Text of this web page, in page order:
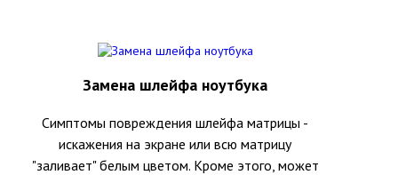
Замена шлейфа ноутбука
Симптомы повреждения шлейфа матрицы -
искажения на экране или всю матрицу
"заливает" белым цветом. Кроме этого, может